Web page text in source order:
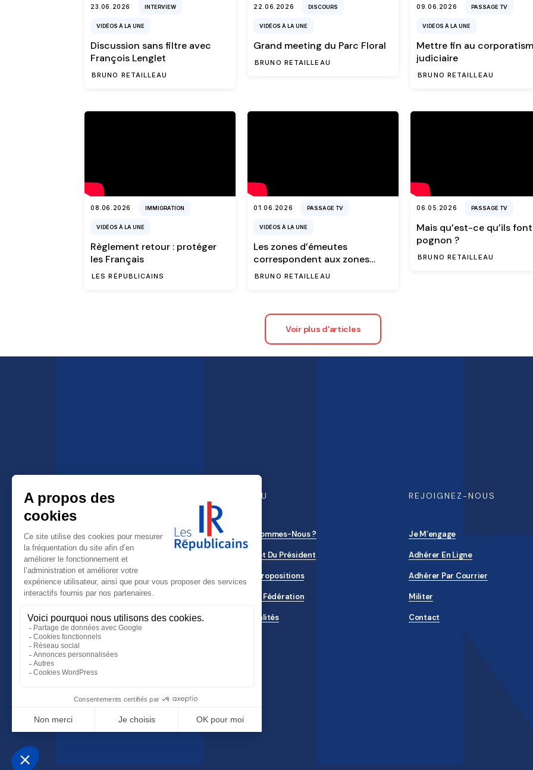
23.06.2026
BRUNO RETAILLEAU
INTERVIEW
VIDÉOS À LA UNE
Discussion sans filtre avec
François Lenglet
22.06.2026
BRUNO RETAILLEAU
DISCOURS
VIDÉOS À LA UNE
Grand meeting du Parc Floral
09.06.2026
BRUNO RETAILLEAU
PASSAGE TV
VIDÉOS À LA UNE
Mettre fin au
judiciaire
08.06.2026
LES RÉPUBLICAINS
IMMIGRATION
VIDÉOS À LA UNE
Règlement retour : protéger
les Français
01.06.2026
BRUNO RETAILLEAU
PASSAGE TV
VIDÉOS À LA UNE
Les zones d’émeutes
correspondent aux zones
d’immigration importante
06.05.2026
BRUNO RETAILLEAU
PASSAGE TV
Mais qu’est-ce qu’ils
pognon ?
Load More
Je soutiens
MENU
Qui Sommes-Nous ?
Le Mot Du Président
Nos Propositions
Votre Fédération
Actualités
REJOIGNEZ-NOUS
Je M’engage
Adhérer En Ligne
Adhérer Par Courrier
Militer
Contact